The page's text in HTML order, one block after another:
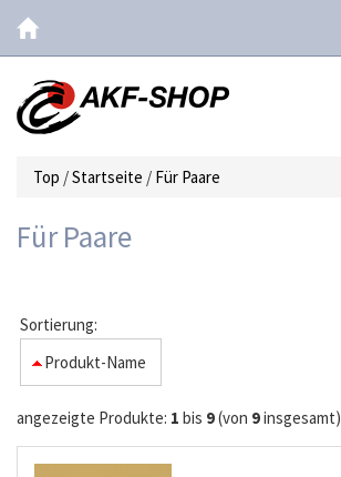
Top /Startseite / Für Paare
Für Paare
Sortierung:
Produkt-Name
angezeigte Produkte: 1 bis 9(von 9insgesamt)